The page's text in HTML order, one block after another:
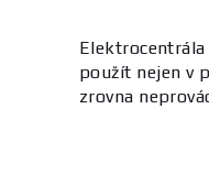
použít nejen v
zrovna